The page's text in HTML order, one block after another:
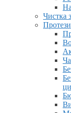
Чистка